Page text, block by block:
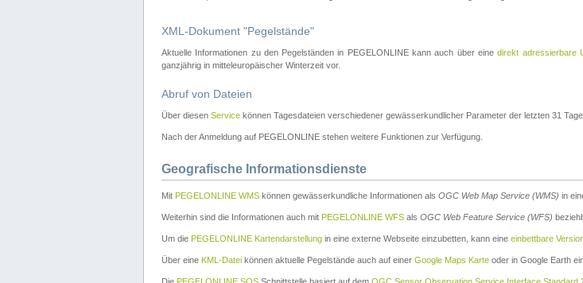
XML-Dokument "Pegelstände"
Aktuelle Informationen zu den Pegelständen in PEGELONLINE kann auch über einedirekt adressierbare
ganzjährig in mitteleuropäischer Winterzeit vor.
Abruf von Dateien
Über diesen Service können Tagesdateien verschiedener gewässerkundlicher Parameter der letzten 31
Nach der Anmeldung auf PEGELONLINE stehen weitere Funktionen zur Verfügung.
Geografische Informationsdienste
Mit PEGELONLINE WMS können gewässerkundliche Informationen als OGC Web Map Service (WMS) in
Weiterhin sind die Informationen auch mit PEGELONLINE WFS als OGC Web Feature Service (WFS)
Um die PEGELONLINE Kartendarstellung in eine externe Webseite einzubetten, kann eine einbettbare
Über eine KML-Datei können aktuelle Pegelstände auch auf einer Google Maps Karte oder in Google Earth